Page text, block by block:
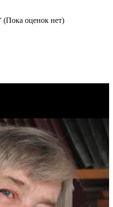
(Пока оценок нет)